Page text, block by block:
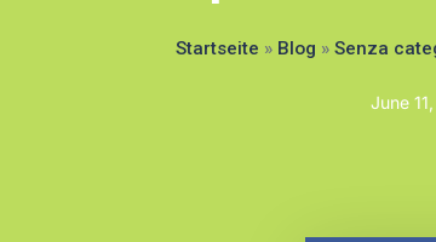
Startseite » Blog » Senza
June